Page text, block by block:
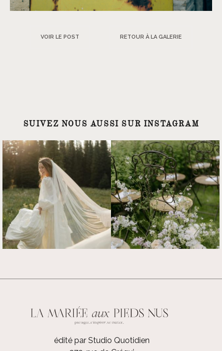
VOIR LE POST RETOUR À LA GALERIE
SUIVEZ NOUS AUSSI SUR INSTAGRAM
édité par Studio Quotidien